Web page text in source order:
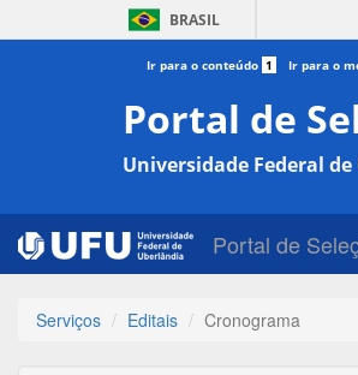
BRASIL
Ir para o conteúdo 1 Ir para o
Portal de
Universidade Federal
Portal de
Serviços Editais Cronograma